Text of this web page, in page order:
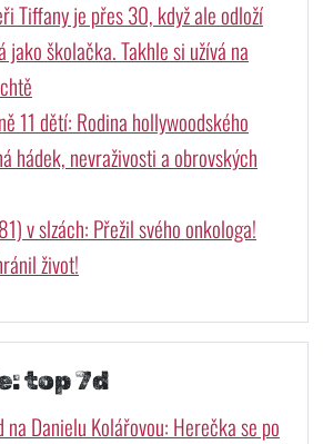
Tiffany je přes 30, když ale odloží
jako školačka. Takhle si užívá na
11 dětí: Rodina hollywoodského
hádek, nevraživosti a obrovských
v slzách: Přežil svého onkologa!
život!
top 7d
na Danielu Kolářovou: Herečka se po